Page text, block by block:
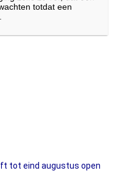
totdat een
tot eind augustus open